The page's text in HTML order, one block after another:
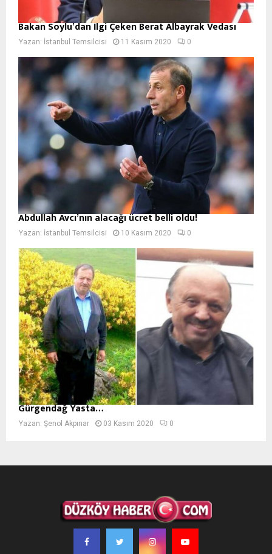
Bakan Soylu’dan İlgi Çeken Berat Albayrak Vedası
Yazan: İstanbul Temsilcisi 11 Kasım 2020 0
Abdullah Avcı’nın alacağı ücret belli oldu!
Yazan: İstanbul Temsilcisi 10 Kasım 2020 0
Gürgendağ Yasta…
Yazan: Şenol Akpınar 03 Kasım 2020 0